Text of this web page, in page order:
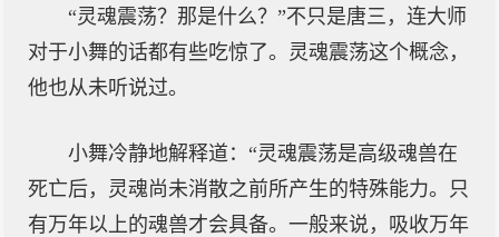
“灵魂震荡？那是什么？”不只是唐三，连大师
对于小舞的话都有些吃惊了。灵魂震荡这个概念，
他也从未听说过。
小舞冷静地解释道：“灵魂震荡是高级魂兽在
死亡后，灵魂尚未消散之前所产生的特殊能力。只
有万年以上的魂兽才会具备。一般来说，吸收万年